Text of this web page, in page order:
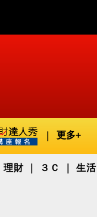
更多+
理財 ３Ｃ 生活